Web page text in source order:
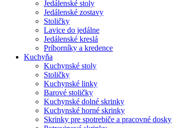
Jedálenské stoly
Jedálenské zostavy
Stoličky
Lavice do jedálne
Jedálenské kreslá
Príborníky a kredence
Kuchyňa
Kuchynské stoly
Stoličky
Kuchynské linky
Barové stoličky
Kuchynské dolné skrinky
Kuchynské horné skrinky
Skrinky pre spotrebiče a pracovné dosky